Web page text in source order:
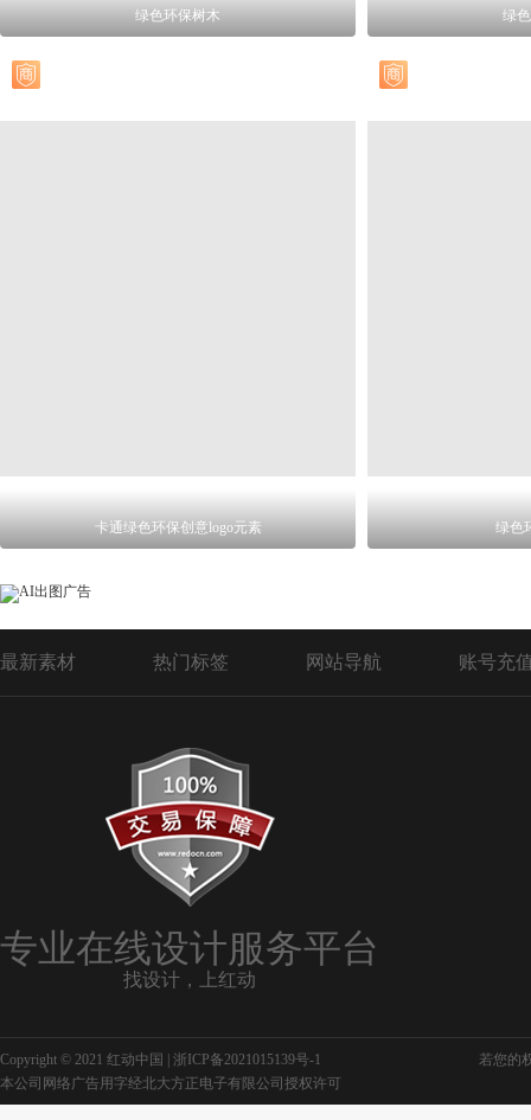
绿色环保树木 绿
卡通绿色环保创意logo元素 绿色
最新素材 热门标签 网站导航 账号充
专业在线设计服务平台
找设计，上红动
Copyright © 2021 红动中国 | 浙ICP备2021015139号-1
若您的
本公司网络广告用字经北大方正电子有限公司授权许可